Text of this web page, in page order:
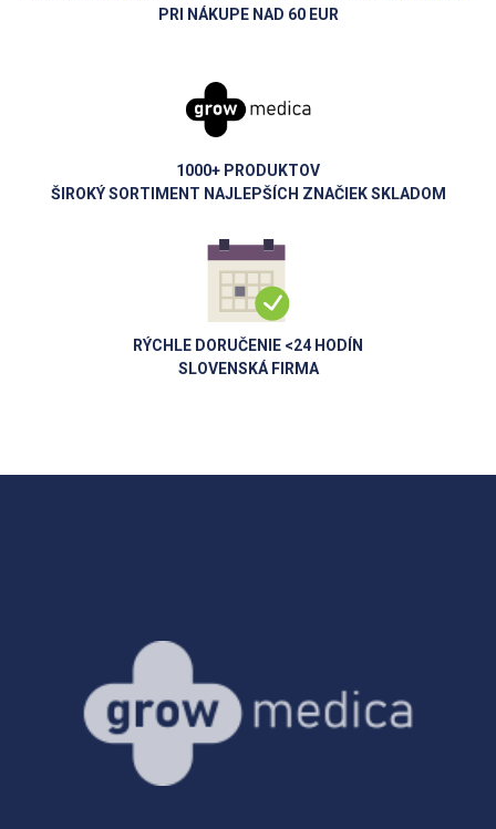
PRI NÁKUPE NAD 60 EUR
1000+ PRODUKTOV
ŠIROKÝ SORTIMENT NAJLEPŠÍCH ZNAČIEK SKLADOM
RÝCHLE DORUČENIE <24 HODÍN
SLOVENSKÁ FIRMA